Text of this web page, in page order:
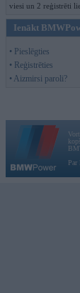
viesi un 2 reģistrēti
Ienākt
• Pieslēgties
• Reģistrēties
• Aizmirsi paroli?
Par